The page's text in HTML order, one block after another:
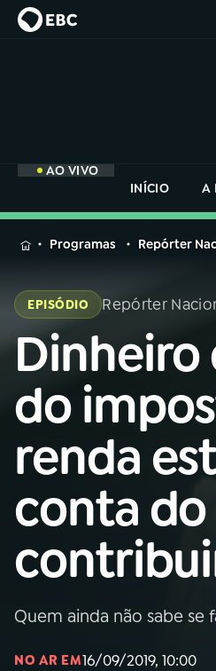
AO VIVO
INÍCIO
A
MENU
Buscar
na
Rádio
Nacional
01INÍCIO
02 A RÁDIO
03 PROGRAMAÇÃO
04PROGRAMAS
na
Rádio
Nacional
Programas Repórter
EPISÓDIO Repórter
Dinheiro
do
renda
conta do
Quem ainda não sabe
NO AR EM16/09/2019, 10:00